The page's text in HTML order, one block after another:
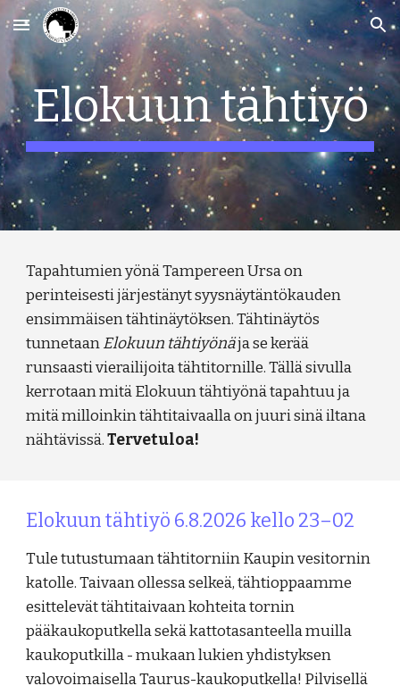
Skip to main content Skip to navigation
Elokuun tähtiyö
Tapahtumien yönä Tampereen Ursa on
perinteisesti järjestänyt syysnäytäntökauden
ensimmäisen tähtinäytöksen. Tähtinäytös
tunnetaanElokuun tähtiyönäja se kerää
runsaasti vierailijoita tähtitornille. Tällä sivulla
kerrotaan mitä Elokuun tähtiyönä tapahtuu ja
mitä milloinkin tähtitaivaalla on juuri sinä iltana
nähtävissä.Tervetuloa!
Elokuun tähtiyö 6.8.2026 kello 23–02
Tule tutustumaan tähtitorniin Kaupin vesitornin
katolle. Taivaan ollessa selkeä, tähtioppaamme
esittelevät tähtitaivaan kohteita tornin
pääkaukoputkella sekä kattotasanteellamuilla
kaukoputkilla - mukaan lukien yhdistyksen
valovoimaisella Taurus-kaukoputkella! Pilvisellä